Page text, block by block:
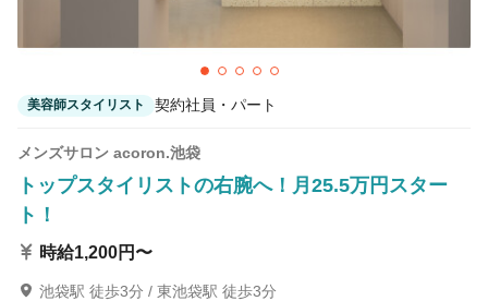
美容師スタイリスト 契約社員・パート
メンズサロン acoron.池袋
トップスタイリストの右腕へ！月25.5万円スター
ト！
時給1,200円〜
池袋駅 徒歩3分 / 東池袋駅 徒歩3分